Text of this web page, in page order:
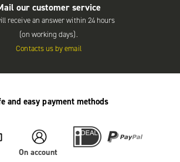
our customer service
receive an answer within 24 hours
(on working days).
Contacts us by email
and easy payment methods
On account